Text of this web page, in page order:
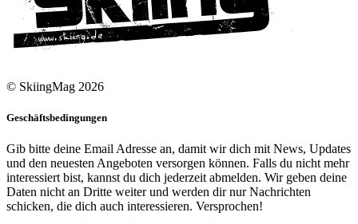
© SkiingMag 2026
Geschäftsbedingungen
Gib bitte deine Email Adresse an, damit wir dich mit News, Updates
und den neuesten Angeboten versorgen können. Falls du nicht mehr
interessiert bist, kannst du dich jederzeit abmelden. Wir geben deine
Daten nicht an Dritte weiter und werden dir nur Nachrichten
schicken, die dich auch interessieren. Versprochen!